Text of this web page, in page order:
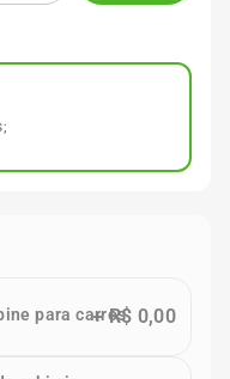
para carros
+R$ 0,00